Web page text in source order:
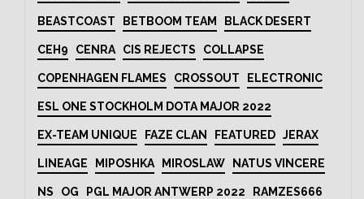
BEASTCOAST BETBOOM TEAM BLACK DESERT
CEH9 CENRA CIS REJECTS COLLAPSE
COPENHAGEN FLAMES CROSSOUT ELECTRONIC
ESL ONE STOCKHOLM DOTA MAJOR 2022
EX-TEAM UNIQUE FAZE CLAN FEATURED JERAX
LINEAGE MIPOSHKA MIROSLAW NATUS VINCERE
NS OG PGL MAJOR ANTWERP 2022 RAMZES666